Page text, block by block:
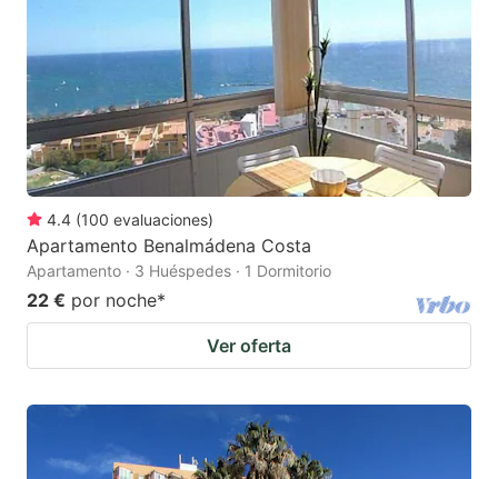
4.4 (100 evaluaciones)
Apartamento Benalmádena Costa
Apartamento · 3 Huéspedes · 1 Dormitorio
22 € por noche*
Ver oferta